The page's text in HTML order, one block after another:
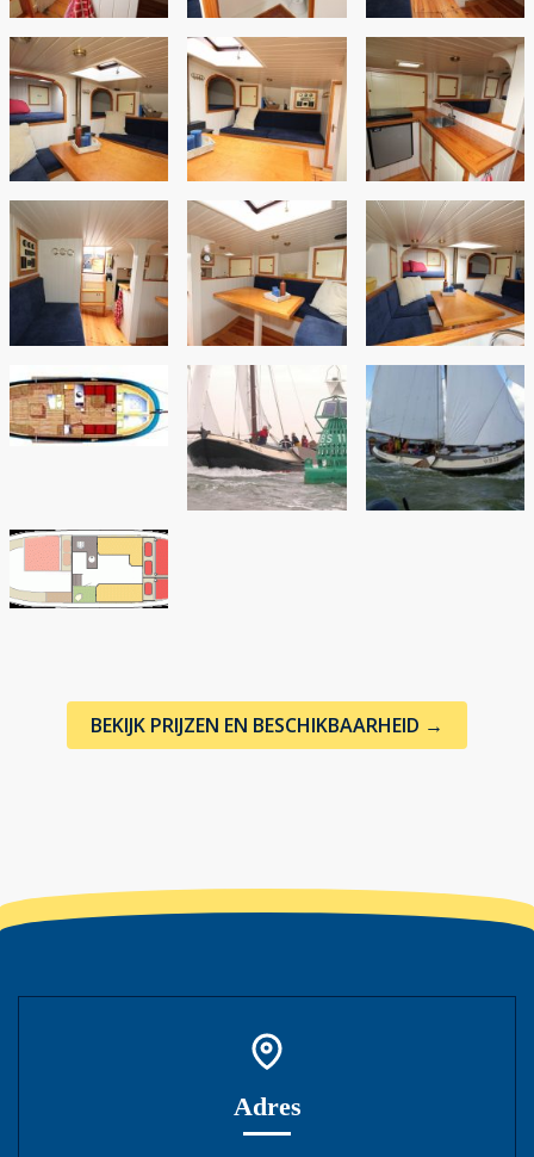
BEKIJK PRIJZEN EN BESCHIKBAARHEID →
Adres